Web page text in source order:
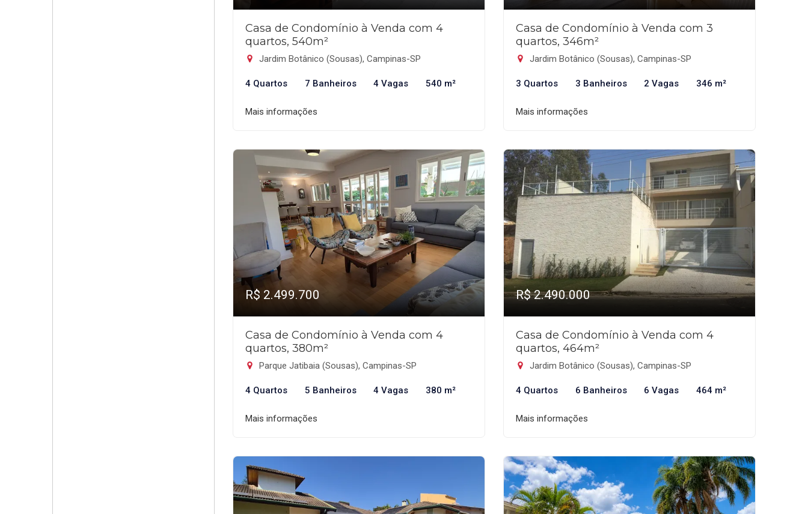
Casa de Condomínio à Venda com 4
quartos, 540m²
Jardim Botânico (Sousas), Campinas-SP
4 Quartos 7 Banheiros 4 Vagas 540 m²
Mais informações
Casa de Condomínio à Venda com 3
quartos, 346m²
Jardim Botânico (Sousas), Campinas-SP
3 Quartos 3 Banheiros 2 Vagas 346 m²
Mais informações
R$ 2.499.700
Casa de Condomínio à Venda com 4
quartos, 380m²
Parque Jatibaia (Sousas), Campinas-SP
4 Quartos 5 Banheiros 4 Vagas 380 m²
Mais informações
R$ 2.490.000
Casa de Condomínio à Venda com 4
quartos, 464m²
Jardim Botânico (Sousas), Campinas-SP
4 Quartos 6 Banheiros 6 Vagas 464 m²
Mais informações